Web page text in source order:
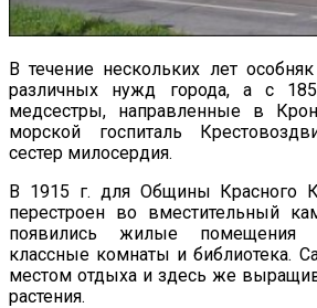
В течение нескольких лет
различных нужд города, а с
медсестры, направленные в
морской госпиталь
сестер милосердия.
В 1915 г. для Общины Красного
перестроен во вместительный
появились жилые помещения
классные комнаты и библиотека.
местом отдыха и здесь же
растения.